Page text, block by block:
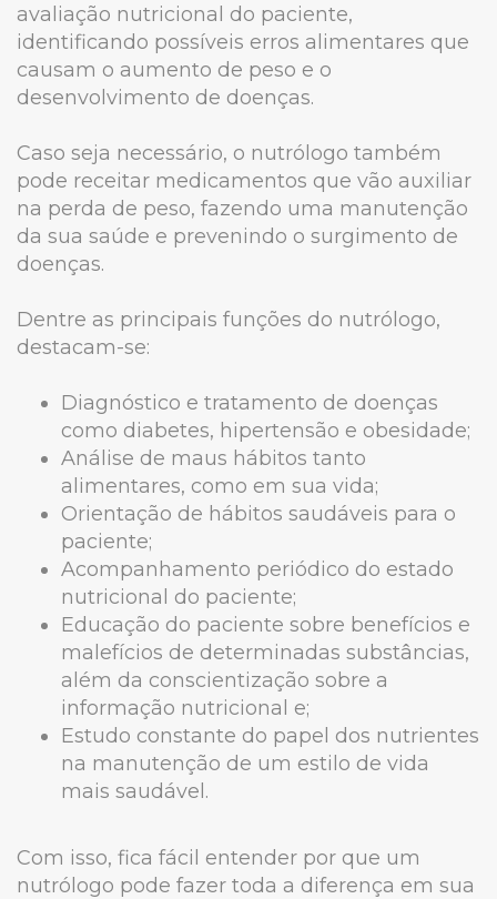
avaliação nutricional do paciente,
identificando possíveis erros alimentares que
causam o aumento de peso e o
desenvolvimento de doenças.
Caso seja necessário, o nutrólogo também
pode receitar medicamentos que vão auxiliar
na perda de peso, fazendo uma manutenção
da sua saúde e prevenindo o surgimento de
doenças.
Dentre as principais funções do nutrólogo,
destacam-se:
Diagnóstico e tratamento de doenças
como diabetes, hipertensão e obesidade;
Análise de maus hábitos tanto
alimentares, como em sua vida;
Orientação de hábitos saudáveis para o
paciente;
Acompanhamento periódico do estado
nutricional do paciente;
Educação do paciente sobre benefícios e
malefícios de determinadas substâncias,
além da conscientização sobre a
informação nutricional e;
Estudo constante do papel dos nutrientes
na manutenção de um estilo de vida
mais saudável.
Com isso, fica fácil entender por que um
nutrólogo pode fazer toda a diferença em sua